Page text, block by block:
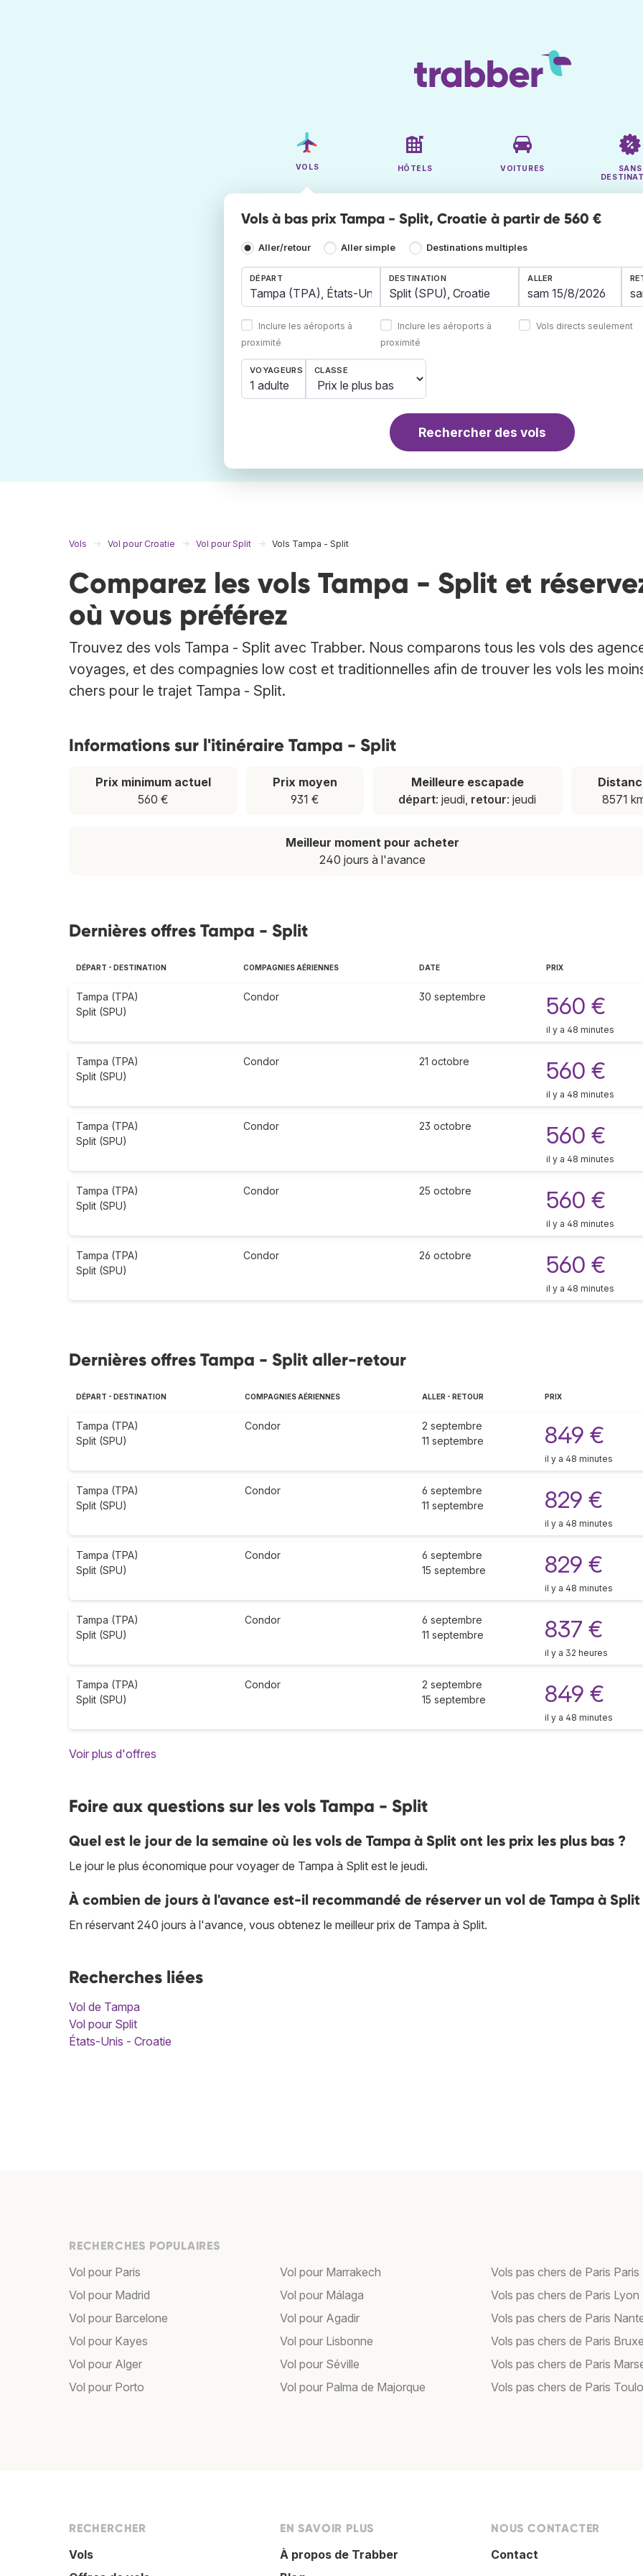
VOLS HÔTELS VOITURES
SANS
Vols à bas prix Tampa - Split, Croatie à partir de 560 €
Aller/retour Aller simple Destinations multiples
DÉPART
Inclure les aéroports à
proximité
DESTINATION
Inclure les aéroports à
proximité
ALLER
Vols directs seulement
VOYAGEURS
1 adulte
CLASSE
Rechercher des vols
Vols Vol pour Croatie Vol pour Split Vols Tampa - Split
Comparez les vols Tampa - Split et
où vous préférez
Trouvez des vols Tampa - Split avec Trabber. Nous comparons tous les vols des
voyages, et des compagnies low cost et traditionnelles afin de trouver les vols les
chers pour le trajet Tampa - Split.
Informations sur l'itinéraire Tampa - Split
Prix minimum actuel
560 €
Prix moyen
931 €
Meilleure escapade
départ: jeudi, retour: jeudi
8571
Meilleur moment pour acheter
240 jours à l'avance
Dernières offres Tampa - Split
DÉPART - DESTINATION COMPAGNIES AÉRIENNES DATE PRIX
Tampa (TPA)
Split (SPU)
Condor 30 septembre 560 €
il y a 48 minutes
Tampa (TPA)
Split (SPU)
Condor 21 octobre 560 €
il y a 48 minutes
Tampa (TPA)
Split (SPU)
Condor 23 octobre 560 €
il y a 48 minutes
Tampa (TPA)
Split (SPU)
Condor 25 octobre 560 €
il y a 48 minutes
Tampa (TPA)
Split (SPU)
Condor 26 octobre 560 €
il y a 48 minutes
Dernières offres Tampa - Split aller-retour
DÉPART - DESTINATION COMPAGNIES AÉRIENNES ALLER - RETOUR PRIX
Tampa (TPA)
Split (SPU)
Condor
2 septembre
11 septembre
849 €
il y a 48 minutes
Tampa (TPA)
Split (SPU)
Condor
6 septembre
11 septembre
829 €
il y a 48 minutes
Tampa (TPA)
Split (SPU)
Condor
6 septembre
15 septembre
829 €
il y a 48 minutes
Tampa (TPA)
Split (SPU)
Condor
6 septembre
11 septembre
837 €
il y a 32 heures
Tampa (TPA)
Split (SPU)
Condor
2 septembre
15 septembre
849 €
il y a 48 minutes
Voir plus d'offres
Foire aux questions sur les vols Tampa - Split
Quel est le jour de la semaine où les vols de Tampa à Split ont les prix les plus bas ?
Le jour le plus économique pour voyager de Tampa à Split est le jeudi.
À combien de jours à l'avance est-il recommandé de réserver un vol de Tampa à Split
En réservant 240 jours à l'avance, vous obtenez le meilleur prix de Tampa à Split.
Recherches liées
Vol de Tampa
Vol pour Split
États-Unis - Croatie
RECHERCHES POPULAIRES
Vol pour Paris
Vol pour Madrid
Vol pour Barcelone
Vol pour Kayes
Vol pour Alger
Vol pour Porto
Vol pour Marrakech
Vol pour Málaga
Vol pour Agadir
Vol pour Lisbonne
Vol pour Séville
Vol pour Palma de Majorque
Vols pas chers de Paris Paris
Vols pas chers de Paris Lyon
Vols pas chers de Paris
Vols pas chers de Paris
Vols pas chers de Paris
Vols pas chers de Paris
RECHERCHER
Vols
EN SAVOIR PLUS
À propos de Trabber
NOUS CONTACTER
Contact